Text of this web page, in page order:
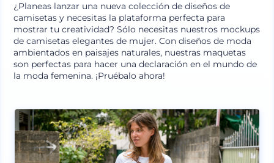
¿Planeas lanzar una nueva colección de diseños de
camisetas y necesitas la plataforma perfecta para
mostrar tu creatividad? Sólo necesitas nuestros mockups
de camisetas elegantes de mujer. Con diseños de moda
ambientados en paisajes naturales, nuestras maquetas
son perfectas para hacer una declaración en el mundo de
la moda femenina. ¡Pruébalo ahora!